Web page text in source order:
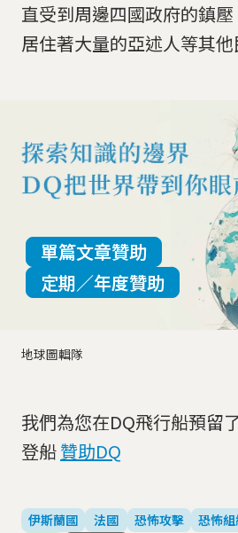
直受到周邊四國政府的鎮
居住著大量的亞述人等其他
地球圖輯隊
單篇文章贊助
定期／年度贊助
我們為您在DQ飛行船預留
登船贊助DQ
伊斯蘭國 法國 恐怖攻擊 恐怖